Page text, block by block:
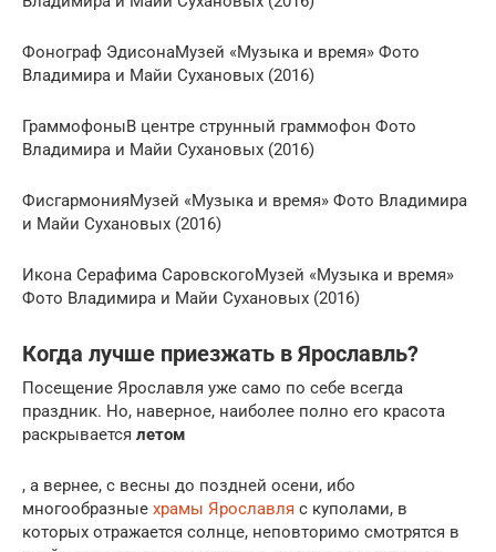
Фонограф ЭдисонаМузей «Музыка и время» Фото
Владимира и Майи Сухановых (2016)
ГраммофоныВ центре струнный граммофон Фото
Владимира и Майи Сухановых (2016)
ФисгармонияМузей «Музыка и время» Фото Владимира
и Майи Сухановых (2016)
Икона Серафима СаровскогоМузей «Музыка и время»
Фото Владимира и Майи Сухановых (2016)
Когда лучше приезжать в Ярославль?
Посещение Ярославля уже само по себе всегда
праздник. Но, наверное, наиболее полно его красота
раскрывается летом
, а вернее, с весны до поздней осени, ибо
многообразные храмы Ярославля с куполами, в
которых отражается солнце, неповторимо смотрятся в